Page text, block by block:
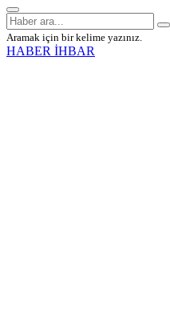
Aramak için bir kelime yazınız.
HABER İHBAR